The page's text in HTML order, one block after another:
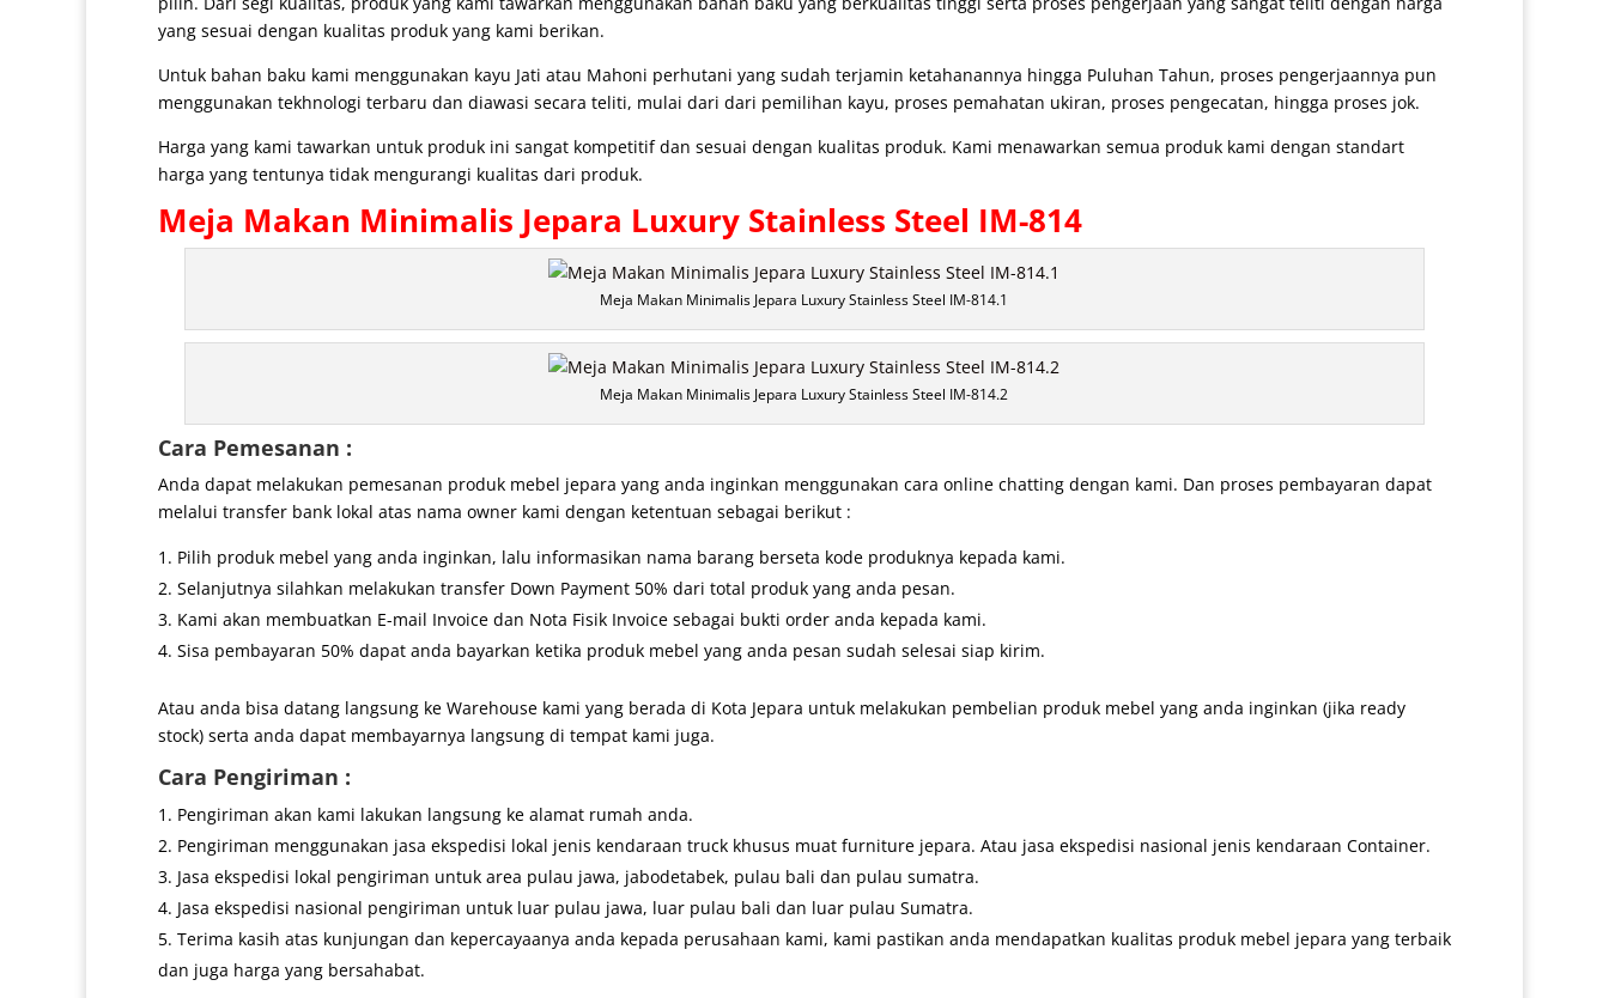
yang sesuai dengan kualitas produk yang kami berikan.
Untuk bahan baku kami menggunakan kayu Jati atau Mahoni perhutani yang sudah terjamin ketahanannya hingga Puluhan Tahun, proses pengerjaannya pun
menggunakan tekhnologi terbaru dan diawasi secara teliti, mulai dari dari pemilihan kayu, proses pemahatan ukiran, proses pengecatan, hingga proses jok.
Harga yang kami tawarkan untuk produk ini sangat kompetitif dan sesuai dengan kualitas produk. Kami menawarkan semua produk kami dengan standart
harga yang tentunya tidak mengurangi kualitas dari produk.
Meja Makan Minimalis Jepara Luxury Stainless Steel IM-814
Meja Makan Minimalis Jepara Luxury Stainless Steel IM-814.1
Meja Makan Minimalis Jepara Luxury Stainless Steel IM-814.2
Cara Pemesanan :
Anda dapat melakukan pemesanan produk mebel jepara yang anda inginkan menggunakan cara online chatting dengan kami. Dan proses pembayaran dapat
melalui transfer bank lokal atas nama owner kami dengan ketentuan sebagai berikut :
Pilih produk mebel yang anda inginkan, lalu informasikan nama barang berseta kode produknya kepada kami.
Selanjutnya silahkan melakukan transfer Down Payment 50% dari total produk yang anda pesan.
Kami akan membuatkan E-mail Invoice dan Nota Fisik Invoice sebagai bukti order anda kepada kami.
Sisa pembayaran 50% dapat anda bayarkan ketika produk mebel yang anda pesan sudah selesai siap kirim.
Atau anda bisa datang langsung ke Warehouse kami yang berada di Kota Jepara untuk melakukan pembelian produk mebel yang anda inginkan (jika ready
stock) serta anda dapat membayarnya langsung di tempat kami juga.
Cara Pengiriman :
Pengiriman akan kami lakukan langsung ke alamat rumah anda.
Pengiriman menggunakan jasa ekspedisi lokal jenis kendaraan truck khusus muat furniture jepara. Atau jasa ekspedisi nasional jenis kendaraan Container.
Jasa ekspedisi lokal pengiriman untuk area pulau jawa, jabodetabek, pulau bali dan pulau sumatra.
Jasa ekspedisi nasional pengiriman untuk luar pulau jawa, luar pulau bali dan luar pulau Sumatra.
Terima kasih atas kunjungan dan kepercayaanya anda kepada perusahaan kami, kami pastikan anda mendapatkan kualitas produk mebel jepara yang terbaik
dan juga harga yang bersahabat.